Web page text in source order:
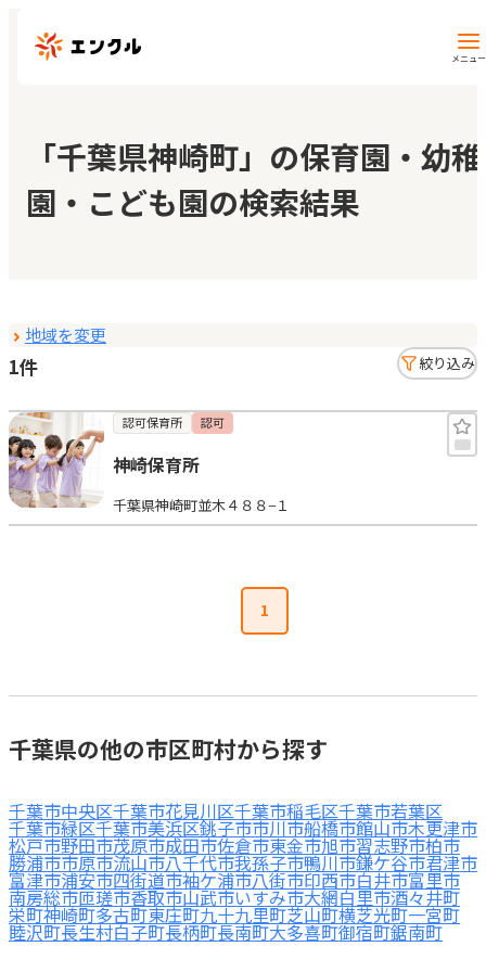
メニュー
保育園・幼稚園を探す
地図から探す
マイページ
お気に入り
見学日記
お知らせ
「千葉県神崎町」の保育園・幼稚
園・こども園の検索結果
地域を変更
1件 絞り込み
認可保育所 認可
神崎保育所
千葉県神崎町並木４８８−１
1
千葉県の他の市区町村から探す
千葉市中央区千葉市花見川区千葉市稲毛区千葉市若葉区
千葉市緑区千葉市美浜区銚子市市川市船橋市館山市木更津市
松戸市野田市茂原市成田市佐倉市東金市旭市習志野市柏市
勝浦市市原市流山市八千代市我孫子市鴨川市鎌ケ谷市君津市
富津市浦安市四街道市袖ケ浦市八街市印西市白井市富里市
南房総市匝瑳市香取市山武市いすみ市大網白里市酒々井町
栄町神崎町多古町東庄町九十九里町芝山町横芝光町一宮町
睦沢町長生村白子町長柄町長南町大多喜町御宿町鋸南町